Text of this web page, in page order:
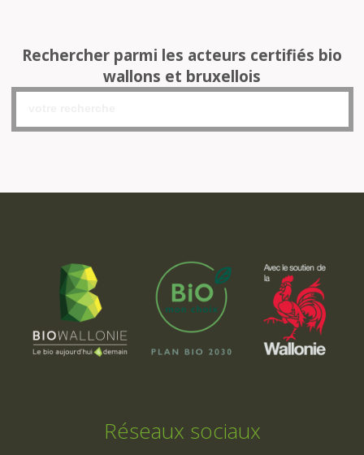
Rechercher parmi les acteurs certifiés bio
wallons et bruxellois
Réseaux sociaux